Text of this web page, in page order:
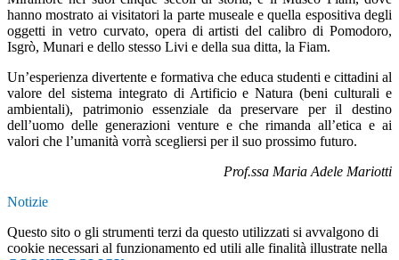
hanno mostrato ai visitatori la parte museale e quella espositiva degli
oggetti in vetro curvato, opera di artisti del calibro di Pomodoro,
Isgrò, Munari e dello stesso Livi e della sua ditta, la Fiam.
Un’esperienza divertente e formativa che educa studenti e cittadini al
valore del sistema integrato di Artificio e Natura (beni culturali e
ambientali), patrimonio essenziale da preservare per il destino
dell’uomo delle generazioni venture e che rimanda all’etica e ai
valori che l’umanità vorrà scegliersi per il suo prossimo futuro.
Prof.ssa Maria Adele Mariotti
Notizie
Questo sito o gli strumenti terzi da questo utilizzati si avvalgono di
cookie necessari al funzionamento ed utili alle finalità illustrate nella